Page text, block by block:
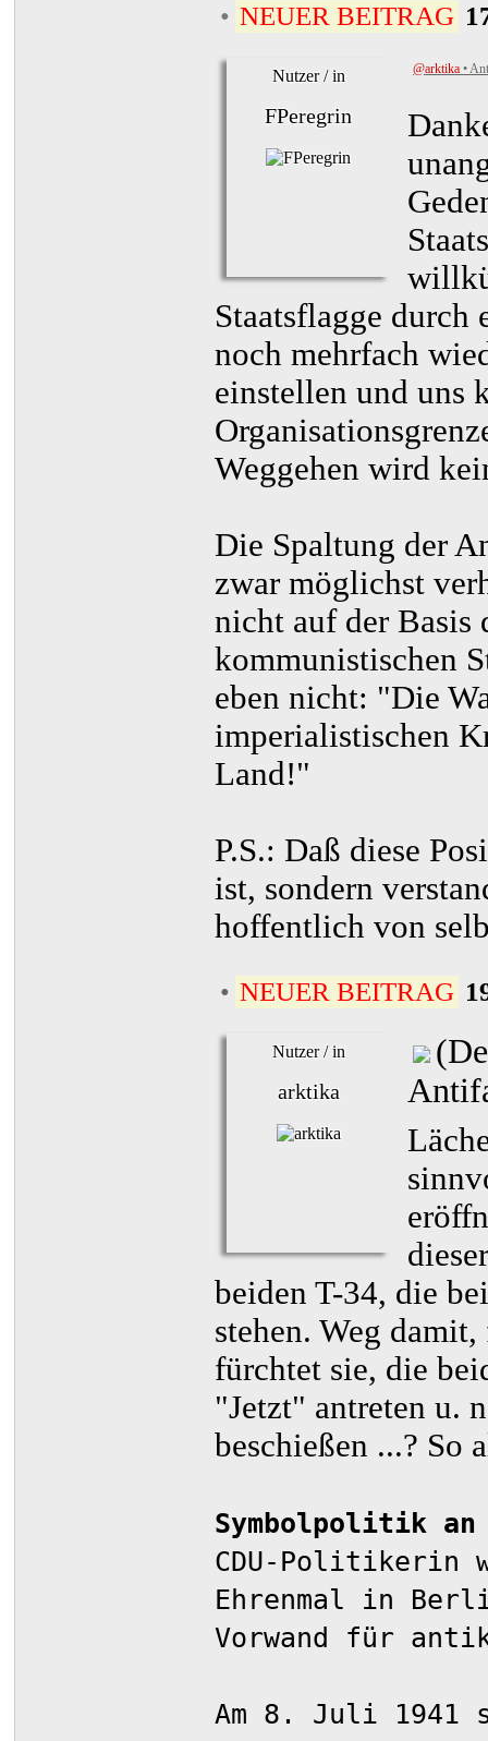
• NEUER BEITRAG
Nutzer / in
FPeregrin
@arktika •
Staatsflagge durch
noch mehrfach
einstellen und uns
Weggehen wird
Die Spaltung der
zwar möglichst
nicht auf der Basis
kommunistischen
eben nicht: "Die
imperialistischen
Land!"
P.S.: Daß diese
ist, sondern
hoffentlich von
• NEUER BEITRAG
Nutzer / in
arktika
beiden T-34, die
stehen. Weg
fürchtet sie, die
"Jetzt" antreten u.
beschießen ...? So
Symbolpolitik
CDU-Politikerin
Ehrenmal in
Vorwand für
Am 8. Juli 1941